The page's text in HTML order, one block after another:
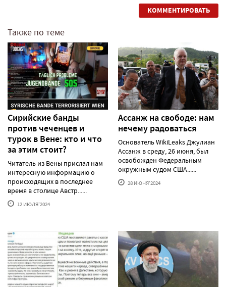
КОММЕНТИРОВАТЬ
Также по теме
Сирийские банды
против чеченцев и
турок в Вене: кто и что
за этим стоит?
Читатель из Вены прислал нам
интересную информацию о
происходящих в последнее
время в столице Австр......
12 ИЮЛЯ'2024
Ассанж на свободе: нам
нечему радоваться
Основатель WikiLeaks Джулиан
Ассанж в среду, 26 июня, был
освобожден Федеральным
окружным судом США......
28 ИЮНЯ'2024